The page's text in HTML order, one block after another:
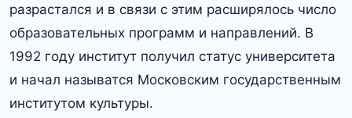
разрастался и в связи с этим расширялось число
образовательных программ и направлений.​ В
1992 году институт получил статус университета
и начал называтся Московским государственным
институтом культуры.​